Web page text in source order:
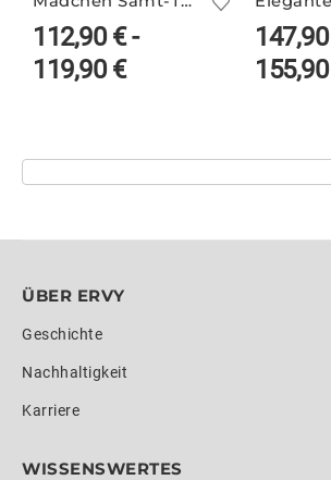
112,90€-
119,90€
147,90
155,90
ÜBER ERVY
Geschichte
Nachhaltigkeit
Karriere
WISSENSWERTES